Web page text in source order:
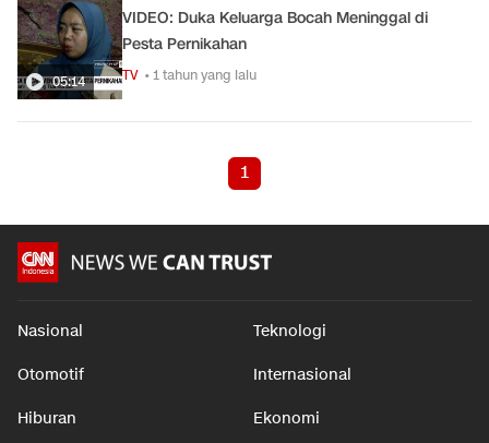
05:14
VIDEO: Duka Keluarga Bocah Meninggal di
Pesta Pernikahan
TV • 1 tahun yang lalu
1
Nasional Teknologi
Otomotif Internasional
Hiburan Ekonomi